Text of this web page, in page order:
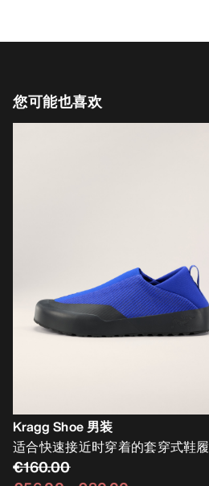
您可能也喜欢
Kragg Shoe 男装
适合快速接近时穿着的套穿式鞋履
€160.00